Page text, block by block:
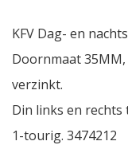
KFV Dag- en
Doornmaat 35MM,
verzinkt.
Din links en
1-tourig. 3474212